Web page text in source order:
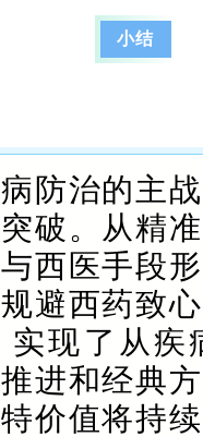
小结
防治的主
破。从精
西医手段
避西药致
实现了从疾
进和经典
价值将持